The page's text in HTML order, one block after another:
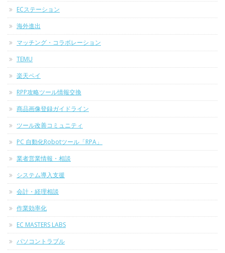
ECステーション
海外進出
マッチング・コラボレーション
TEMU
楽天ペイ
RPP攻略ツール情報交換
商品画像登録ガイドライン
ツール改善コミュニティ
PC 自動化Robotツール「RPA」
業者営業情報・相談
システム導入支援
会計・経理相談
作業効率化
EC MASTERS LABS
パソコントラブル